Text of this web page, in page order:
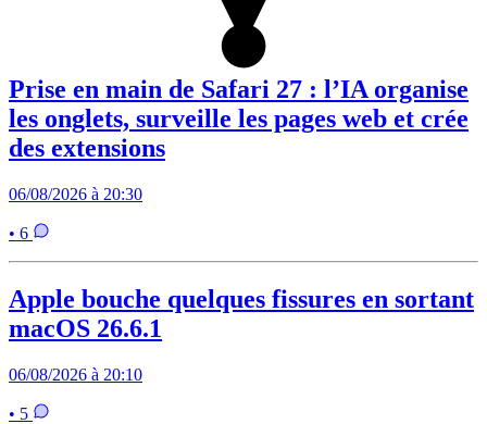
Prise en main de Safari 27 : l’IA organise
les onglets, surveille les pages web et crée
des extensions
06/08/2026 à 20:30
• 6
Apple bouche quelques fissures en sortant
macOS 26.6.1
06/08/2026 à 20:10
• 5